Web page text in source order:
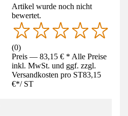
Artikel wurde noch nicht
bewertet.
(0)
Preis — 83,15 € * Alle Preise
inkl. MwSt. und ggf. zzgl.
Versandkosten pro ST83,15
€*/ ST